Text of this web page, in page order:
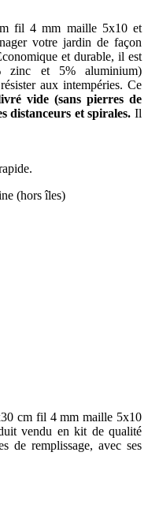
fil 4 mm maille 5x10 et
votre jardin de façon
et durable, il est
zinc et 5% aluminium)
aux intempéries. Ce
vide (sans pierres de
distanceurs et spirales. Il
(hors îles)
cm fil 4 mm maille 5x10
vendu en kit de qualité
de remplissage, avec ses